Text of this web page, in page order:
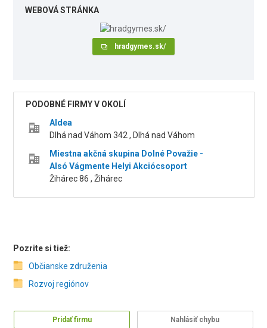
WEBOVÁ STRÁNKA
hradgymes.sk/
PODOBNÉ FIRMY V OKOLÍ
Aldea
Dlhá nad Váhom 342 , Dlhá nad Váhom
Miestna akčná skupina Dolné Považie -
Alsó Vágmente Helyi Akciócsoport
Žihárec 86 , Žihárec
Pozrite si tiež:
Občianske združenia
Rozvoj regiónov
Pridať firmu Nahlásiť chybu